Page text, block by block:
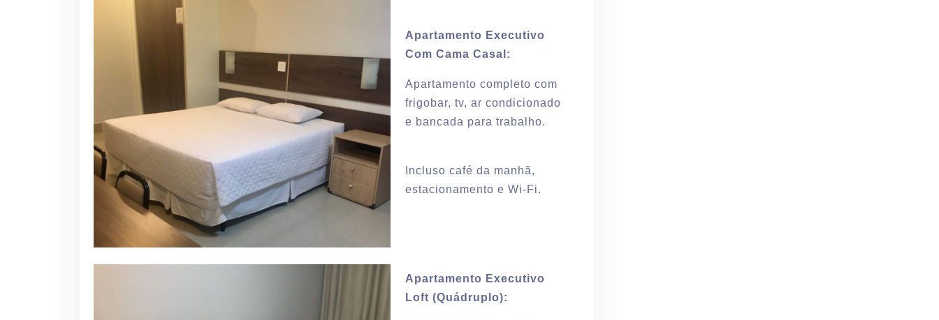
Apartamento Executivo
Com Cama Casal:
Apartamento completo com
frigobar, tv, ar condicionado
e bancada para trabalho.
Incluso café da manhã,
estacionamento e Wi-Fi.
Apartamento Executivo
Loft (Quádruplo):